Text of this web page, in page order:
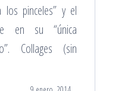
los pinceles” y el
en su “única
Collages (sin